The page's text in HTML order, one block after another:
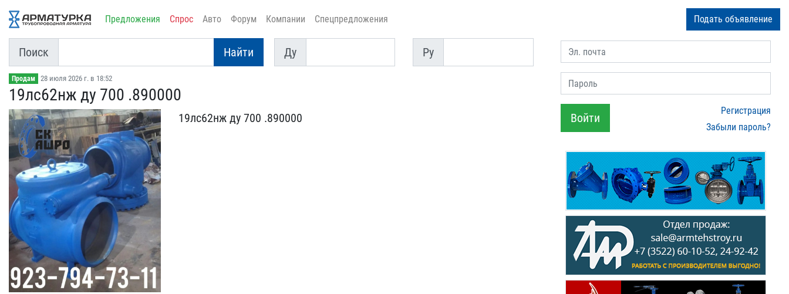
Предложения Спрос Авто Форум Компании Спецпредложения Подать объявление
Поиск Найти
Ду
Ду
Py
Py
Продам 28 июля 2026 г. в 18:52
19лс62нж ду 700 .890000
19лс62нж ду 700 .890000
Эл. почта
Пароль
Войти
Регистрация
Забыли пароль?